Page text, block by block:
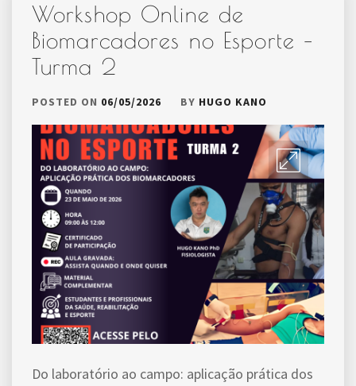
Workshop Online de
Biomarcadores no Esporte –
Turma 2
POSTED ON 06/05/2026 BY HUGO KANO
Do laboratório ao campo: aplicação prática dos